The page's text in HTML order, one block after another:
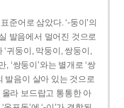
준어로 삼았다. ‘-둥이’의
발음에서 멀어진 것으로
‘귀둥이, 막둥이, 쌍둥이,
, ‘쌍둥이’와는 별개로 ‘쌍
발음이 살아 있는 것으로
올라 보드랍고 통통한 아